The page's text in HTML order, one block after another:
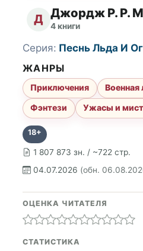
Д Джордж Р. Р.
4 книги
18+
1 807 873 зн. / ~722 стр.
04.07.2026 (обн.
Серия: Песнь Льда И
ЖАНРЫ
Приключения
Военная
Фэнтези
Ужасы и
ОЦЕНКА ЧИТАТЕЛЯ
СТАТИСТИКА